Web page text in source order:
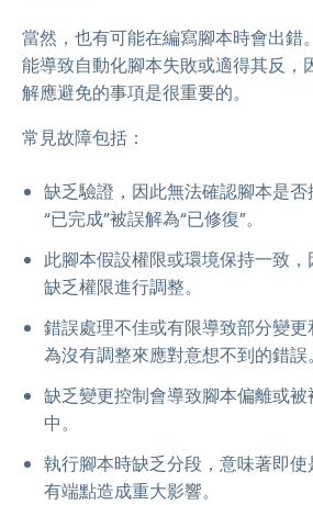
當然，也有可能在編寫腳本時會出錯
能導致自動化腳本失敗或適得其反，
解應避免的事項是很重要的。
常見故障包括：
缺乏驗證，因此無法確認腳本是
“已完成”被誤解為“已修復”。
此腳本假設權限或環境保持一致
缺乏權限進行調整。
錯誤處理不佳或有限導致部分變
為沒有調整來應對意想不到的錯誤。
缺乏變更控制會導致腳本偏離或
中。
執行腳本時缺乏分段，意味著即
有端點造成重大影響。